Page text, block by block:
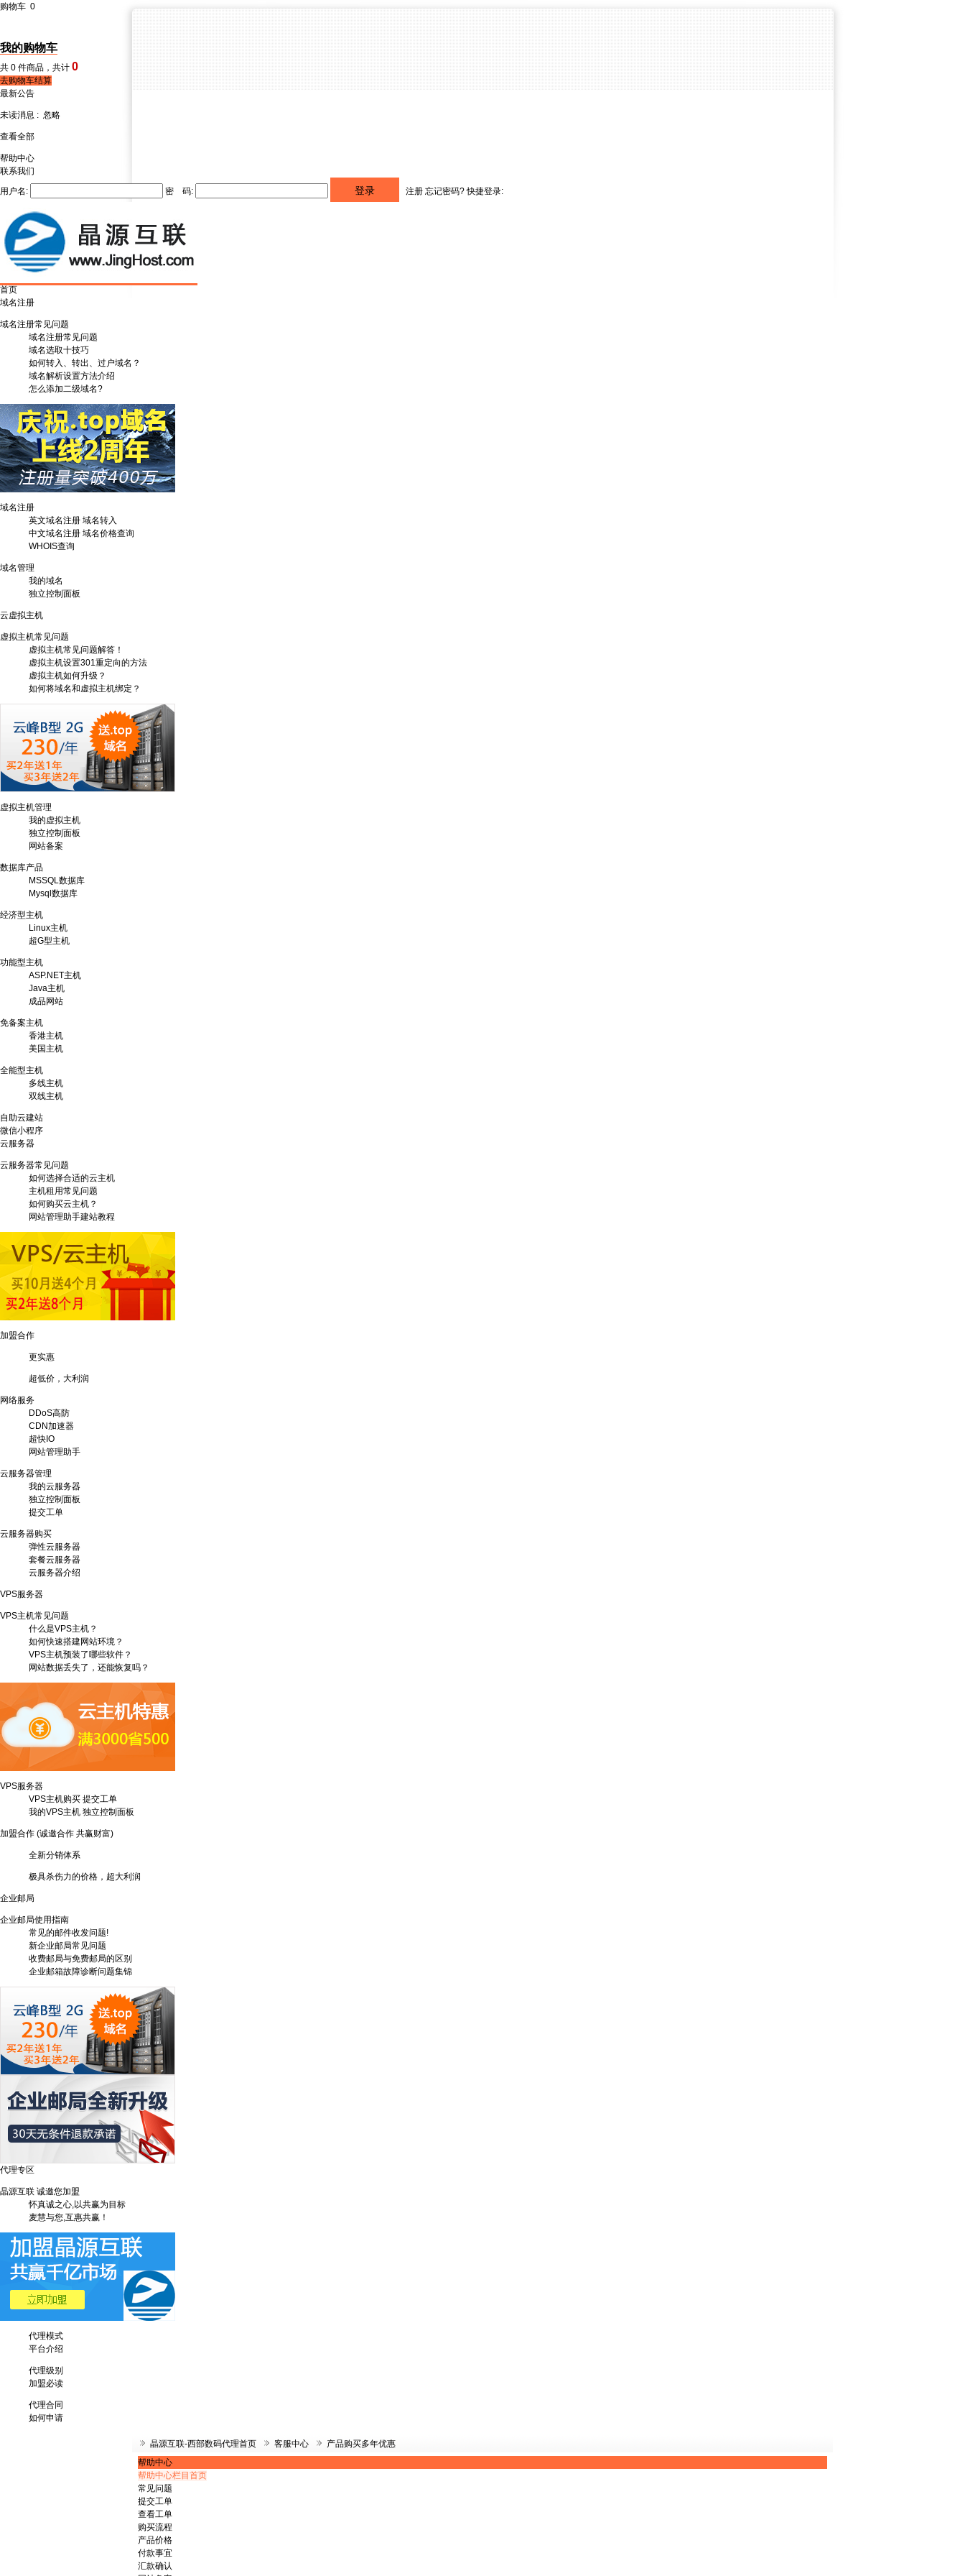
购物车 0
我的购物车
共 0 件商品，共计 0
去购物车结算
最新公告
未读消息 : 忽略
查看全部
帮助中心
联系我们
用户名:
密 码: 注册 忘记密码? 快捷登录:
首页
域名注册
域名注册常见问题
域名注册常见问题
域名选取十技巧
如何转入、转出、过户域名？
域名解析设置方法介绍
怎么添加二级域名?
域名注册
英文域名注册 域名转入
中文域名注册 域名价格查询
WHOIS查询
域名管理
我的域名
独立控制面板
云虚拟主机
虚拟主机常见问题
虚拟主机常见问题解答！
虚拟主机设置301重定向的方法
虚拟主机如何升级？
如何将域名和虚拟主机绑定？
虚拟主机管理
我的虚拟主机
独立控制面板
网站备案
数据库产品
MSSQL数据库
Mysql数据库
经济型主机
Linux主机
超G型主机
功能型主机
ASP.NET主机
Java主机
成品网站
免备案主机
香港主机
美国主机
全能型主机
多线主机
双线主机
自助云建站
微信小程序
云服务器
云服务器常见问题
如何选择合适的云主机
主机租用常见问题
如何购买云主机？
网站管理助手建站教程
加盟合作
更实惠
超低价，大利润
网络服务
DDoS高防
CDN加速器
超快IO
网站管理助手
云服务器管理
我的云服务器
独立控制面板
提交工单
云服务器购买
弹性云服务器
套餐云服务器
云服务器介绍
VPS服务器
VPS主机常见问题
什么是VPS主机？
如何快速搭建网站环境？
VPS主机预装了哪些软件？
网站数据丢失了，还能恢复吗？
VPS服务器
VPS主机购买 提交工单
我的VPS主机 独立控制面板
加盟合作 (诚邀合作 共赢财富)
全新分销体系
极具杀伤力的价格，超大利润
企业邮局
企业邮局使用指南
常见的邮件收发问题!
新企业邮局常见问题
收费邮局与免费邮局的区别
企业邮箱故障诊断问题集锦
代理专区
晶源互联 诚邀您加盟
怀真诚之心,以共赢为目标
麦慧与您,互惠共赢！
代理模式
平台介绍
代理级别
加盟必读
代理合同
如何申请
晶源互联-西部数码代理首页 客服中心
产品购买多年优惠
帮助中心
帮助中心栏目首页
常见问题
提交工单
查看工单
购买流程
产品价格
付款事宜
汇款确认